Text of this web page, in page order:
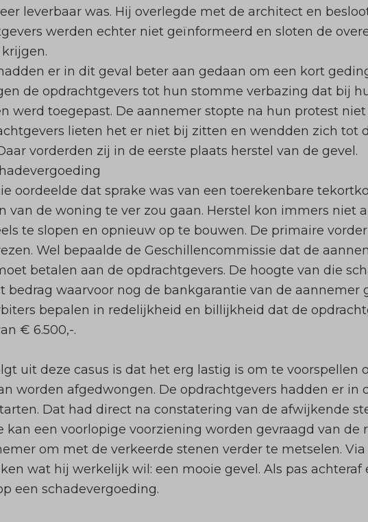
leverbaar was. Hij overlegde met de architect en
werden echter niet geïnformeerd en sloten de
er in dit geval beter aan gedaan om een kort
de opdrachtgevers tot hun stomme verbazing dat bij
werd toegepast. De aannemer stopte na hun protest
lieten het er niet bij zitten en wendden zich tot
vorderden zij in de eerste plaats herstel van de gevel.
oordeelde dat sprake was van een toerekenbare
van de woning te ver zou gaan. Herstel kon immers niet
te slopen en opnieuw op te bouwen. De primaire
Wel bepaalde de Geschillencommissie dat de
betalen aan de opdrachtgevers. De hoogte van die
bedrag waarvoor nog de bankgarantie van de aannemer
bepalen in redelijkheid en billijkheid dat de
€ 6.500,-.
uit deze casus is dat het erg lastig is om te voorspellen
worden afgedwongen. De opdrachtgevers hadden er in
Dat had direct na constatering van de afwijkende
kan een voorlopige voorziening worden gevraagd van de
om met de verkeerde stenen verder te metselen.
wat hij werkelijk wil: een mooie gevel. Als pas
een schadevergoeding.